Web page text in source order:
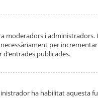
moderadors i administradors.
per
publicades.
ha habilitat aquesta